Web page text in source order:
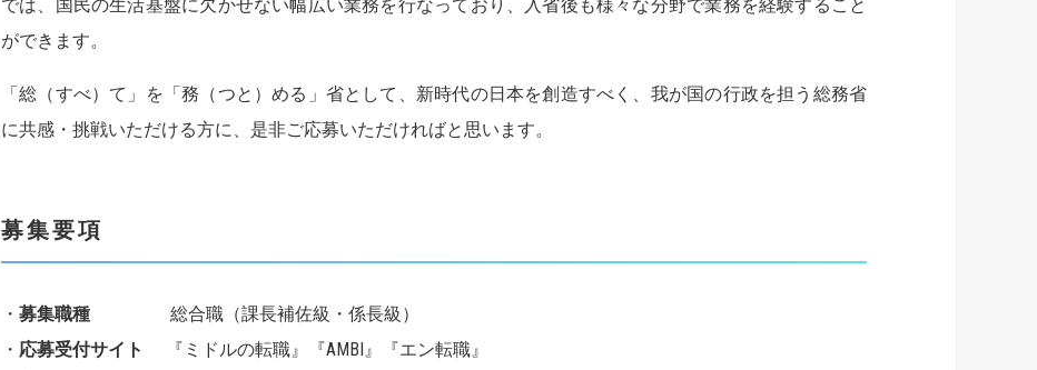
では、国民の生活基盤に欠かせない幅広い業務を行なっており、入省後も様々な分野で業務を経験すること
ができます。
「総（すべ）て」を「務（つと）める」省として、新時代の日本を創造すべく、我が国の行政を担う総務省
に共感・挑戦いただける方に、是非ご応募いただければと思います。
募集要項
・ 募集職種 総合職（課長補佐級・係長級）
・ 応募受付サイト
『ミドルの転職』『AMBI』『エン転職』